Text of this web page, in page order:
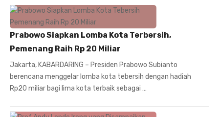
Prabowo Siapkan Lomba Kota Terbersih,
Pemenang Raih Rp 20 Miliar
Jakarta, KABARDARING – Presiden Prabowo Subianto
berencana menggelar lomba kota tebersih dengan hadiah
Rp20 miliar bagi lima kota terbaik sebagai …